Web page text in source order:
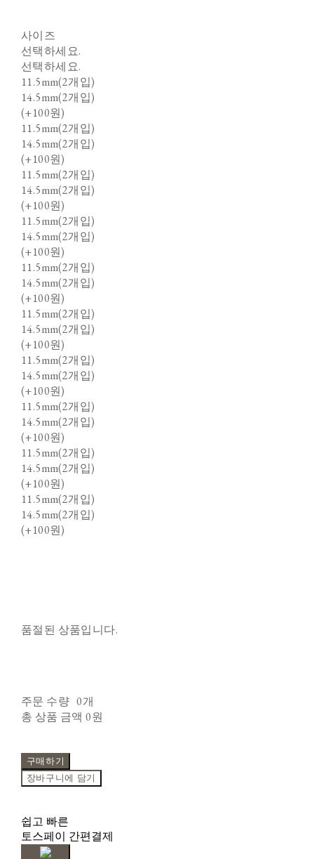
사이즈
선택하세요.
선택하세요.
11.5mm(2개입)
14.5mm(2개입)
(+100원)
11.5mm(2개입)
14.5mm(2개입)
(+100원)
11.5mm(2개입)
14.5mm(2개입)
(+100원)
11.5mm(2개입)
14.5mm(2개입)
(+100원)
11.5mm(2개입)
14.5mm(2개입)
(+100원)
11.5mm(2개입)
14.5mm(2개입)
(+100원)
11.5mm(2개입)
14.5mm(2개입)
(+100원)
11.5mm(2개입)
14.5mm(2개입)
(+100원)
11.5mm(2개입)
14.5mm(2개입)
(+100원)
11.5mm(2개입)
14.5mm(2개입)
(+100원)
품절된 상품입니다.
주문 수량 0개
총 상품 금액 0원
구매하기
장바구니에 담기
쉽고 빠른
토스페이 간편결제